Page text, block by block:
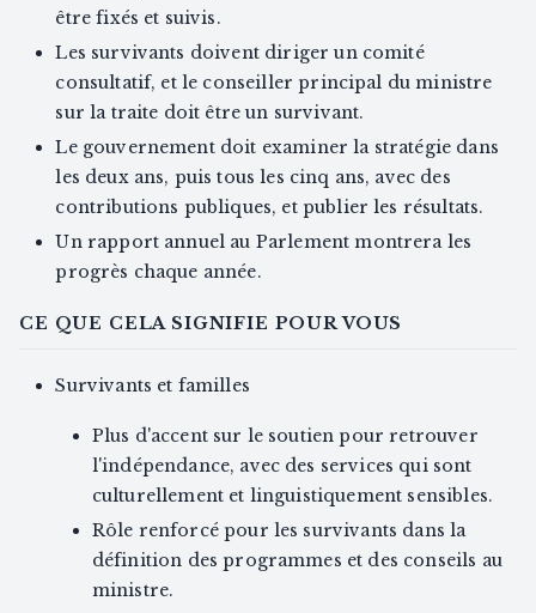
être fixés et suivis.
Les survivants doivent diriger un comité
consultatif, et le conseiller principal du ministre
sur la traite doit être un survivant.
Le gouvernement doit examiner la stratégie dans
les deux ans, puis tous les cinq ans, avec des
contributions publiques, et publier les résultats.
Un rapport annuel au Parlement montrera les
progrès chaque année.
CE QUE CELA SIGNIFIE POUR VOUS
Survivants et familles
Plus d'accent sur le soutien pour retrouver
l'indépendance, avec des services qui sont
culturellement et linguistiquement sensibles.
Rôle renforcé pour les survivants dans la
définition des programmes et des conseils au
ministre.